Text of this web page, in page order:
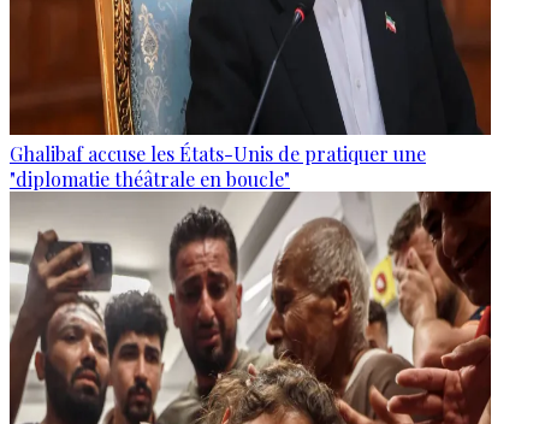
Ghalibaf accuse les États-Unis de pratiquer une
"diplomatie théâtrale en boucle"